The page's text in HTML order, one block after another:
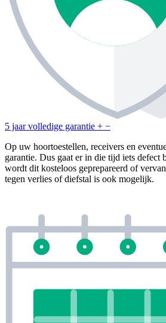
5 jaar volledige garantie + −
Op uw hoortoestellen, receivers en
garantie. Dus gaat er in die tijd iets defect
wordt dit kosteloos geprepareerd of
tegen verlies of diefstal is ook mogelijk.